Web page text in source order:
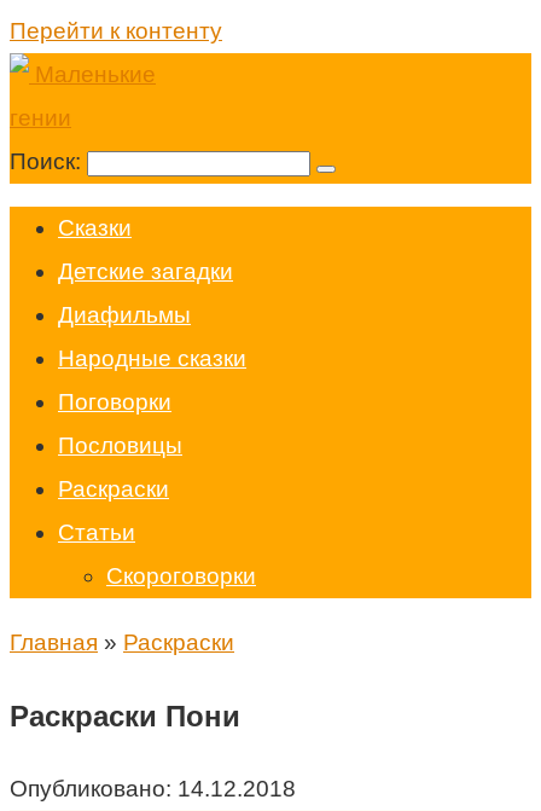
Перейти к контенту
Поиск:
Cказки
Детские загадки
Диафильмы
Народные сказки
Поговорки
Пословицы
Раскраски
Статьи
Скороговорки
Главная » Раскраски
Раскраски Пони
Опубликовано: 14.12.2018